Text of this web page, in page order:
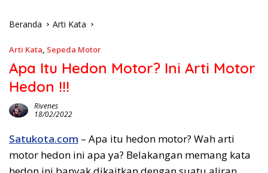
Beranda Arti Kata
Arti Kata, Sepeda Motor
Apa Itu Hedon Motor? Ini Arti Motor
Hedon !!!
Rivenes
18/02/2022
Satukota.com – Apa itu hedon motor? Wah arti
motor hedon ini apa ya? Belakangan memang kata